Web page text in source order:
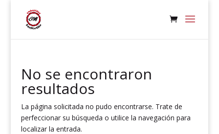
No se encontraron
resultados
La página solicitada no pudo encontrarse. Trate de
perfeccionar su búsqueda o utilice la navegación para
localizar la entrada.